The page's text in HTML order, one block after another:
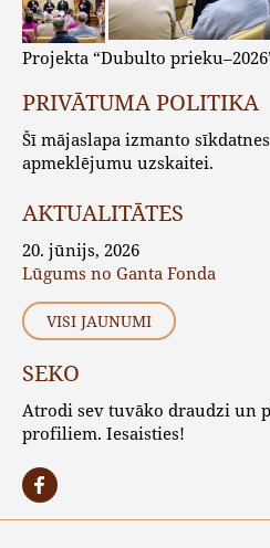
Projekta “Dubulto
PRIVĀTUMA POLITIKA
Šī mājaslapa izmanto
apmeklējumu uzskaitei.
AKTUALITĀTES
20. jūnijs, 2026
Lūgums no Ganta Fonda
VISI JAUNUMI
SEKO
Atrodi sev tuvāko draudzi un
profiliem. Iesaisties!